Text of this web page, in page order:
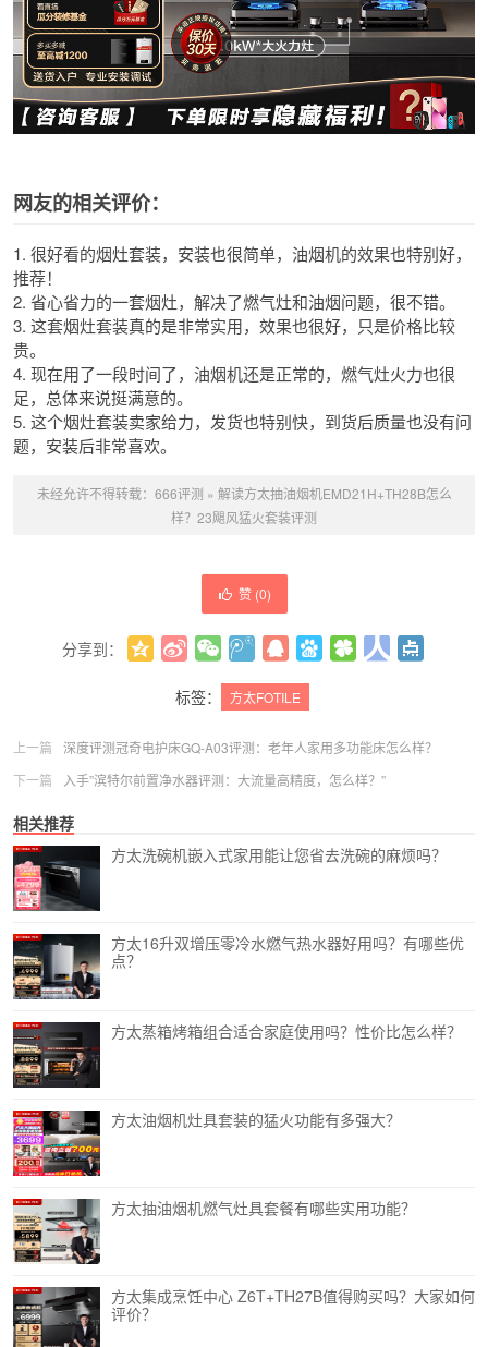
网友的相关评价：
1. 很好看的烟灶套装，安装也很简单，油烟机的效果也特别好，
推荐！
2. 省心省力的一套烟灶，解决了燃气灶和油烟问题，很不错。
3. 这套烟灶套装真的是非常实用，效果也很好，只是价格比较
贵。
4. 现在用了一段时间了，油烟机还是正常的，燃气灶火力也很
足，总体来说挺满意的。
5. 这个烟灶套装卖家给力，发货也特别快，到货后质量也没有问
题，安装后非常喜欢。
未经允许不得转载： 666评测 » 解读方太抽油烟机EMD21H+TH28B怎么
样？23飓风猛火套装评测
赞 (0)
分享到：
标签：
方太FOTILE
上一篇
深度评测冠奇电护床GQ-A03评测：老年人家用多功能床怎么样？
下一篇
入手”滨特尔前置净水器评测：大流量高精度，怎么样？”
相关推荐
方太洗碗机嵌入式家用能让您省去洗碗的麻烦吗？
方太16升双增压零冷水燃气热水器好用吗？有哪些优
点？
方太蒸箱烤箱组合适合家庭使用吗？性价比怎么样？
方太油烟机灶具套装的猛火功能有多强大？
方太抽油烟机燃气灶具套餐有哪些实用功能？
方太集成烹饪中心 Z6T+TH27B值得购买吗？大家如何
评价？